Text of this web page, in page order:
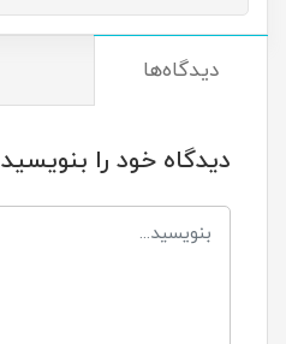
دیدگاه‌ها
دیدگاه خود را بنویسید